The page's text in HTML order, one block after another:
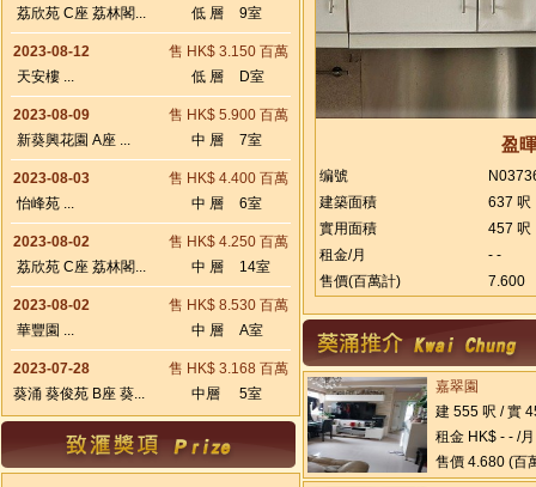
荔欣苑 C座 荔林閣...
低 層 9室
2023-08-12
售 HK$ 3.150 百萬
天安樓 ...
低 層 D室
2023-08-09
售 HK$ 5.900 百萬
新葵興花園 A座 ...
中 層 7室
2023-08-03
售 HK$ 4.400 百萬
怡峰苑 ...
中 層 6室
2023-08-02
售 HK$ 4.250 百萬
荔欣苑 C座 荔林閣...
中 層 14室
2023-08-02
售 HK$ 8.530 百萬
華豐園 ...
中 層 A室
2023-07-28
售 HK$ 3.168 百萬
葵涌 葵俊苑 B座 葵...
中層 5室
盈
编號
建築面積
637 呎
實用面積
457 呎
租金/月
- -
售價(百萬計)
7.600
嘉翠園
建 555 呎 / 實
租金 HK$ - - /月
售價 4.680 (百